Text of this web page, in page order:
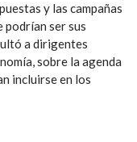
y las campañas
podrían ser sus
a dirigentes
sobre la agenda
incluirse en los